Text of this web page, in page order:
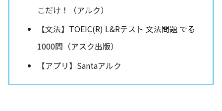
こだけ！（アルク）
【文法】TOEIC(R) L&Rテスト 文法問題 でる
1000問（アスク出版）
【アプリ】Santaアルク